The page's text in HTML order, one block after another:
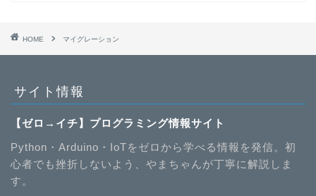
HOME マイグレーション
サイト情報
【ゼロ→イチ】プログラミング情報サイト
Python・Arduino・IoTをゼロから学べる情報を発信。初
心者でも挫折しないよう、やまちゃんが丁寧に解説しま
す。